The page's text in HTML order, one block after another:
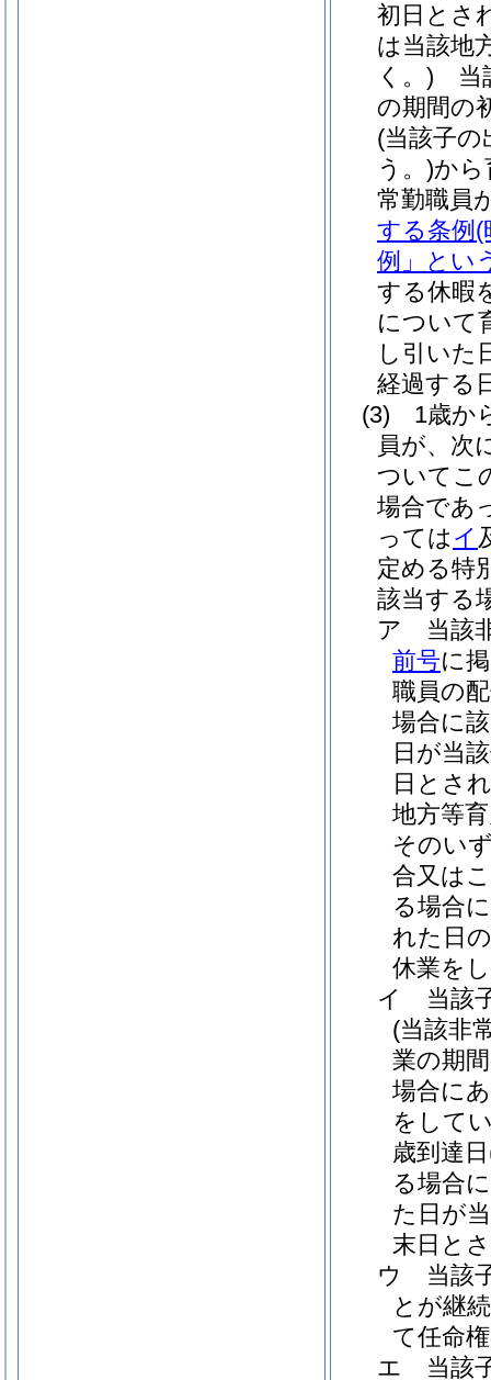
初日とさ
は当該地
く。) 当
の期間の
(当該子
う。)から
常勤職員
する条例 (
例」とい
する休暇
について
し引いた
経過する
(3)
1歳か
員が、次
ついてこ
場合であ
っては イ
定める特
該当する
ア
当該
前号に
職員の
場合に
日が当
日とさ
地方等
そのい
合又は
る場合
れた日
休業を
イ
当該
(当該非
業の期
場合に
をして
歳到達日
る場合
た日が
末日と
ウ
当該
とが継
て任命
エ
当該